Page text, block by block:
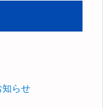
知らせ